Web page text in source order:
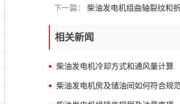
下一篇： 柴油发电机组曲轴裂纹和
相关新闻
柴油发电机冷却方式和通风量计算
柴油发电机房及储油间如何符合规